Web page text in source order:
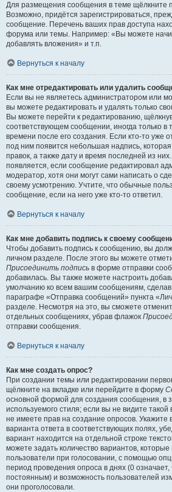
Для размещения сообщения в теме щёлкните
Возможно, придётся зарегистрироваться,
сообщение. Перечень ваших прав доступа
форума или темы. Например: «Вы можете
добавлять вложения» и т.п.
Вернуться к началу
Как мне отредактировать или удалить
Если вы не являетесь администратором или
вы можете редактировать и удалять только
Вы можете перейти к редактированию,
соответствующем сообщении, иногда только в
времени после его создания. Если кто-то уже
под ним появится небольшая надпись,
правок, а также дату и время последней из
появляется, если сообщение редактировал
модератор, хотя они могут сами написать о
своему усмотрению. Учтите, что обычные
сообщение, если на него уже кто-то ответил.
Вернуться к началу
Как мне добавить подпись к своему
Чтобы добавить подпись к сообщению, вы
личном разделе. После этого вы можете
Присоединить подпись в форме отправки
добавилась. Вы также можете настроить
умолчанию ко всем вашим сообщениям,
параграфе «Отправка сообщений» пункта
разделе. Несмотря на это, вы сможете
отдельных сообщениях, убрав флажок
отправки сообщения.
Вернуться к началу
Как мне создать опрос?
При создании темы или редактировании
щёлкните на вкладке или перейдите в форму
основной формой для создания сообщения, в
используемого стиля; если вы не видите
не имеете прав на создание опросов. Укажите
варианта ответа в соответствующих полях,
вариант находится на отдельной строке
можете задать количество вариантов, которые
пользователи при голосовании, с помощью
период проведения опроса в днях (0 означает,
постоянным) и возможность пользователей
они проголосовали.